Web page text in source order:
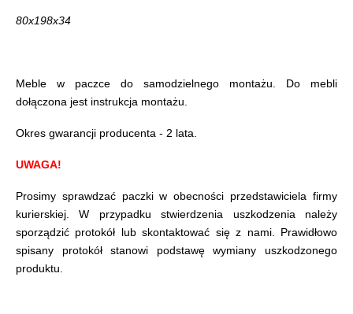
80x198x34
Meble w paczce do samodzielnego montażu. Do mebli
dołączona jest instrukcja montażu.
Okres gwarancji producenta - 2 lata.
UWAGA!
Prosimy sprawdzać paczki w obecności przedstawiciela firmy
kurierskiej. W przypadku stwierdzenia uszkodzenia należy
sporządzić protokół lub skontaktować się z nami. Prawidłowo
spisany protokół stanowi podstawę wymiany uszkodzonego
produktu.